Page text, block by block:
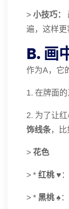
> 小技巧：
遍，这样更
B. 画
作为A，它
1. 在牌面
2. 为了让
饰线条，
> 花色
> * 红桃 ♥️
> * 黑桃 ♠️